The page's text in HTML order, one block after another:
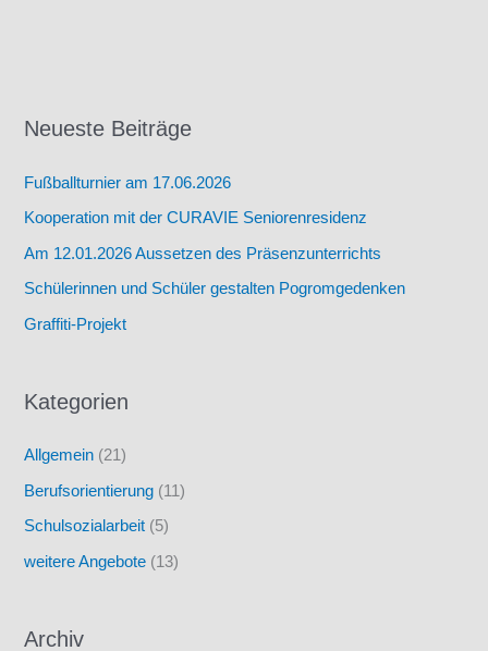
Neueste Beiträge
Fußballturnier am 17.06.2026
Kooperation mit der CURAVIE Seniorenresidenz
Am 12.01.2026 Aussetzen des Präsenzunterrichts
Schülerinnen und Schüler gestalten Pogromgedenken
Graffiti-Projekt
Kategorien
Allgemein (21)
Berufsorientierung (11)
Schulsozialarbeit (5)
weitere Angebote (13)
Archiv